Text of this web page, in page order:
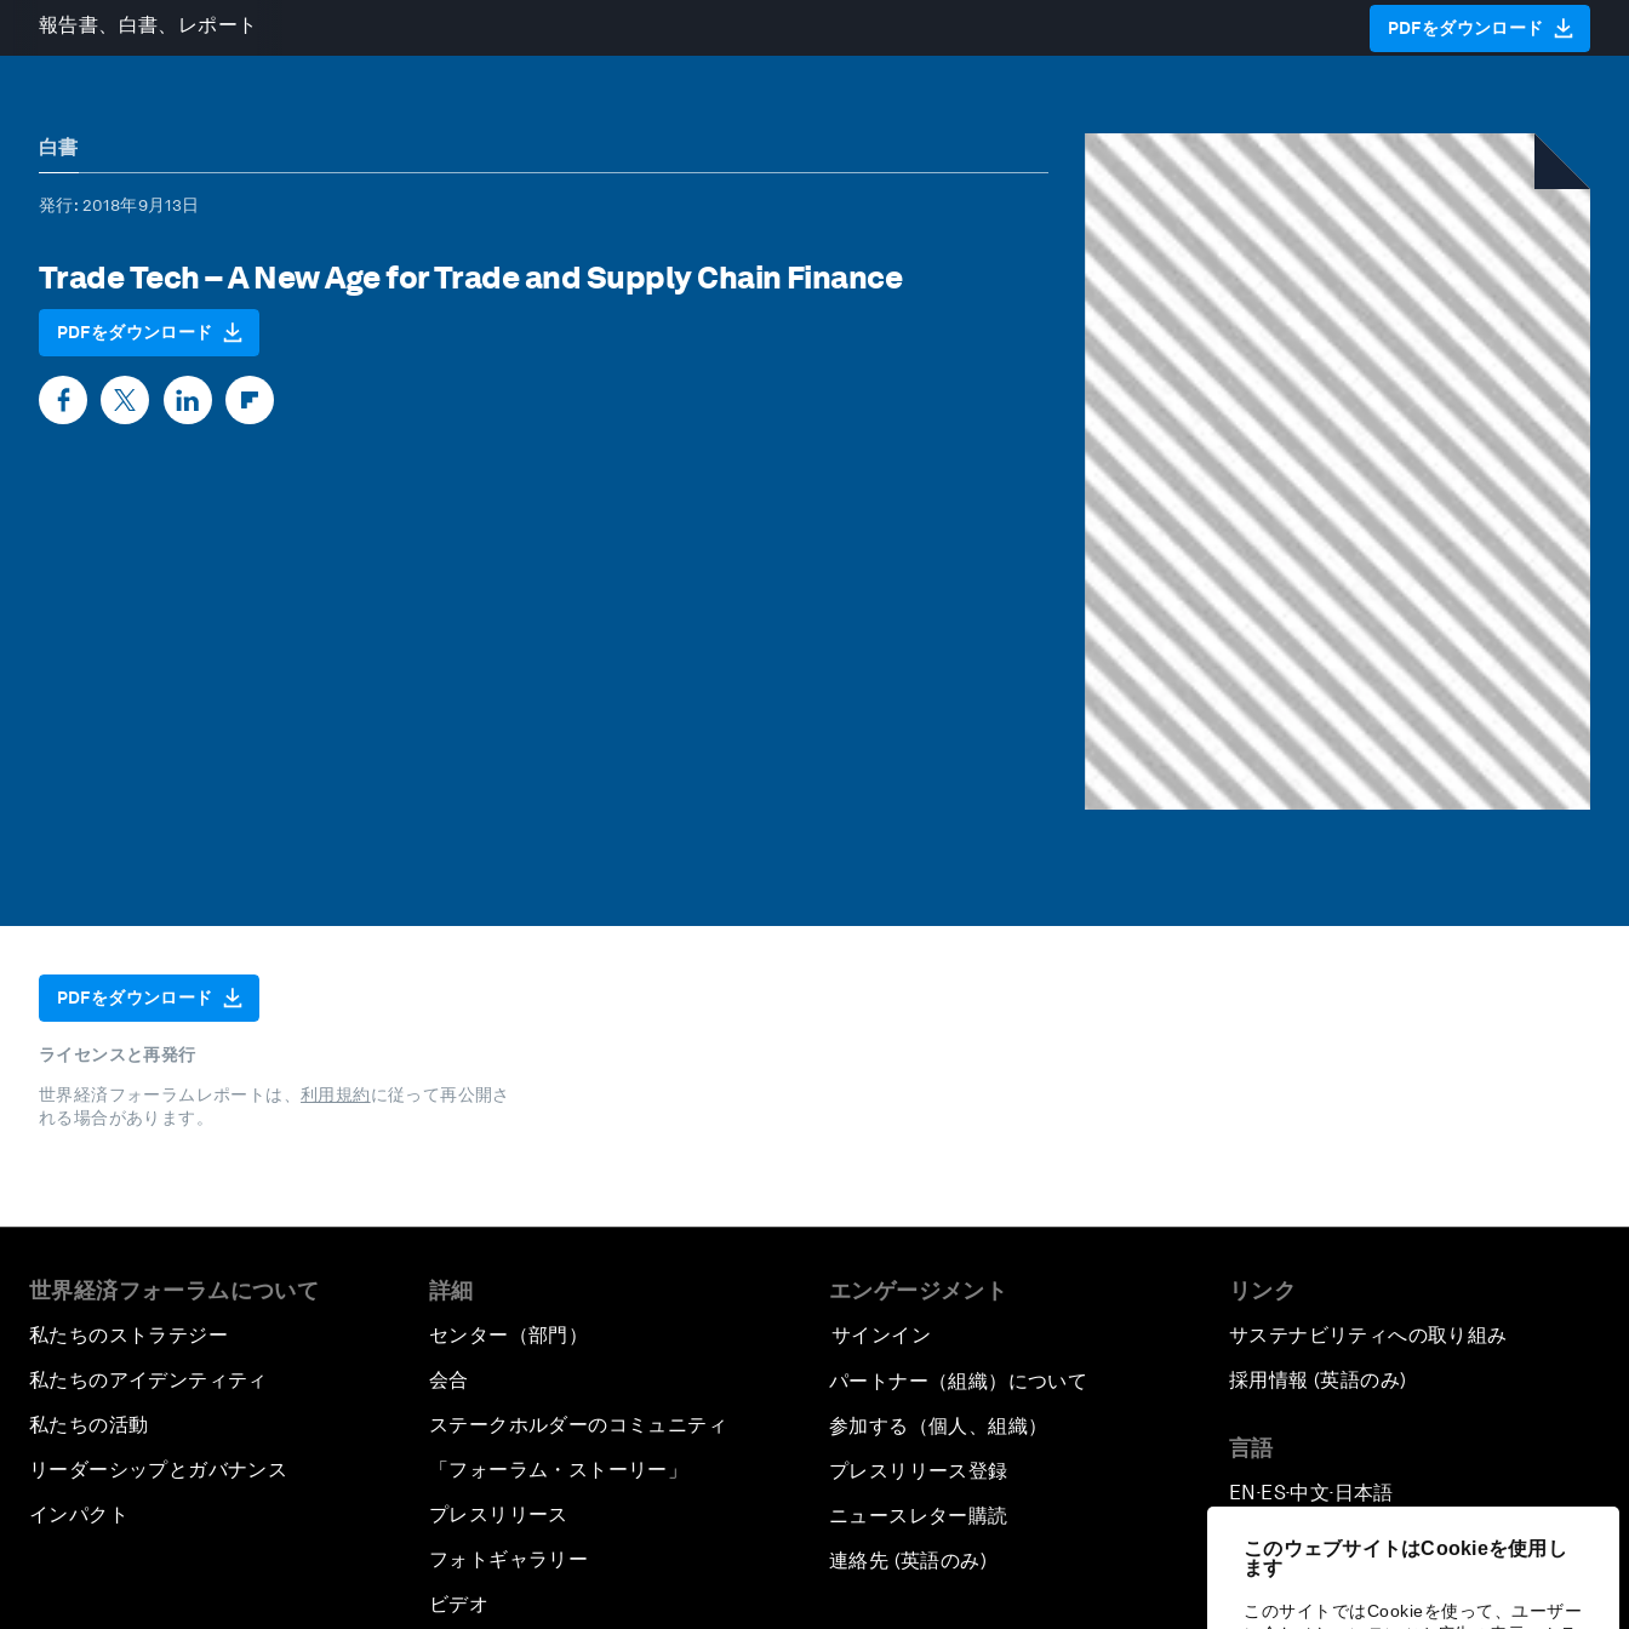
このウェブサイトはCookieを使用し
ます
このサイトではCookieを使って、ユーザー
報告書、白書、レポート PDFをダウンロード
白書
発行: 2018年9月13日
Trade Tech – A New Age for Trade and Supply Chain Finance
PDFをダウンロード
PDFをダウンロード
ライセンスと再発行
世界経済フォーラムレポートは、 利用規約に従って再公開さ
れる場合があります。
世界経済フォーラムについて
私たちのストラテジー
私たちのアイデンティティ
私たちの活動
リーダーシップとガバナンス
インパクト
詳細
センター（部門）
会合
ステークホルダーのコミュニティ
「フォーラム・ストーリー」
プレスリリース
フォトギャラリー
ビデオ
エンゲージメント
サインイン
パートナー（組織）について
参加する（個人、組織）
プレスリリース登録
ニュースレター購読
連絡先 (英語のみ)
リンク
サステナビリティへの取り組み
採用情報 (英語のみ)
言語
EN ▪ES▪中文▪ 日本語